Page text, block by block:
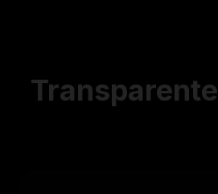
Transparente